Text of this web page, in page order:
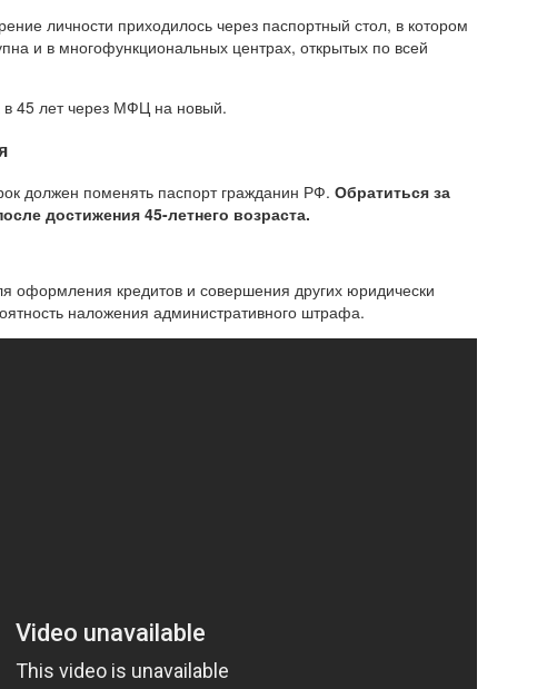
личности приходилось через паспортный стол, в котором
и в многофункциональных центрах, открытых по всей
в 45 лет через МФЦ на новый.
должен поменять паспорт гражданин РФ. Обратиться за
достижения 45-летнего возраста.
оформления кредитов и совершения других юридически
наложения административного штрафа.